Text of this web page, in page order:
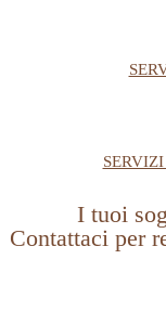
I tuoi
Contattaci per